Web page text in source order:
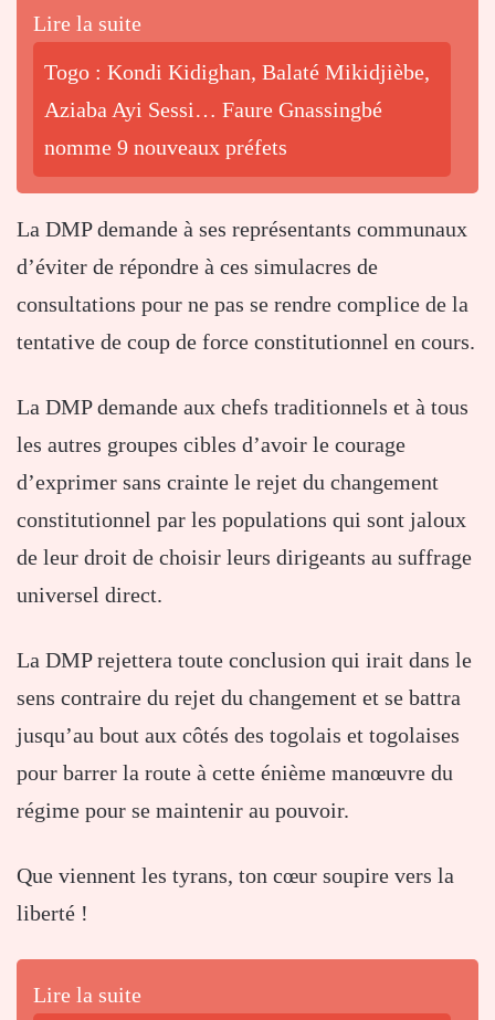
Lire la suite
Togo : Kondi Kidighan, Balaté Mikidjièbe,
Aziaba Ayi Sessi… Faure Gnassingbé
nomme 9 nouveaux préfets
La DMP demande à ses représentants communaux
d’éviter de répondre à ces simulacres de
consultations pour ne pas se rendre complice de la
tentative de coup de force constitutionnel en cours.
La DMP demande aux chefs traditionnels et à tous
les autres groupes cibles d’avoir le courage
d’exprimer sans crainte le rejet du changement
constitutionnel par les populations qui sont jaloux
de leur droit de choisir leurs dirigeants au suffrage
universel direct.
La DMP rejettera toute conclusion qui irait dans le
sens contraire du rejet du changement et se battra
jusqu’au bout aux côtés des togolais et togolaises
pour barrer la route à cette énième manœuvre du
régime pour se maintenir au pouvoir.
Que viennent les tyrans, ton cœur soupire vers la
liberté !
Lire la suite